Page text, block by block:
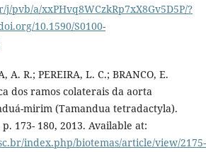
pvb/a/xxPHvq8WCzkRp7xX8Gv5D5P/?
10.1590/S0100-
A. R.; PEREIRA, L. C.; BRANCO, E.
dos ramos colaterais da aorta
mirim (Tamandua tetradactyla).
173- 180, 2013. Available at:
index.php/biotemas/article/view/2175-